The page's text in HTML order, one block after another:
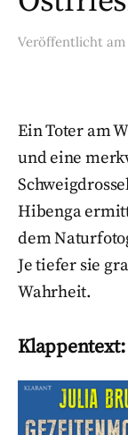
Veröffentlicht am
Ein Toter am
und eine
Hibenga
dem
Je tiefer sie
Wahrheit.
Klappentext: